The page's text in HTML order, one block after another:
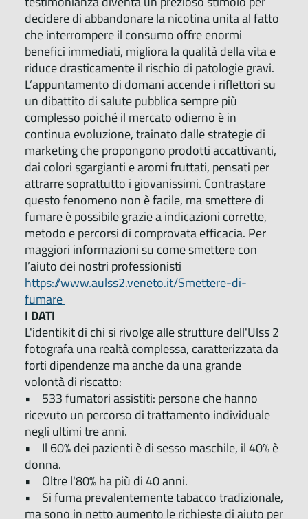
decidere di abbandonare la nicotina unita al fatto
che interrompere il consumo offre enormi
benefici immediati, migliora la qualità della vita e
riduce drasticamente il rischio di patologie gravi.
L’appuntamento di domani accende i riflettori su
un dibattito di salute pubblica sempre più
complesso poiché il mercato odierno è in
continua evoluzione, trainato dalle strategie di
marketing che propongono prodotti accattivanti,
dai colori sgargianti e aromi fruttati, pensati per
attrarre soprattutto i giovanissimi. Contrastare
questo fenomeno non è facile, ma smettere di
fumare è possibile grazie a indicazioni corrette,
metodo e percorsi di comprovata efficacia. Per
maggiori informazioni su come smettere con
l’aiuto dei nostri professionisti
https://www.aulss2.veneto.it/Smettere-di-
fumare
I DATI
L'identikit di chi si rivolge alle strutture dell'Ulss 2
fotografa una realtà complessa, caratterizzata da
forti dipendenze ma anche da una grande
volontà di riscatto:
• 533 fumatori assistiti: persone che hanno
ricevuto un percorso di trattamento individuale
negli ultimi tre anni.
• Il 60% dei pazienti è di sesso maschile, il 40% è
donna.
• Oltre l'80% ha più di 40 anni.
• Si fuma prevalentemente tabacco tradizionale,
ma sono in netto aumento le richieste di aiuto per